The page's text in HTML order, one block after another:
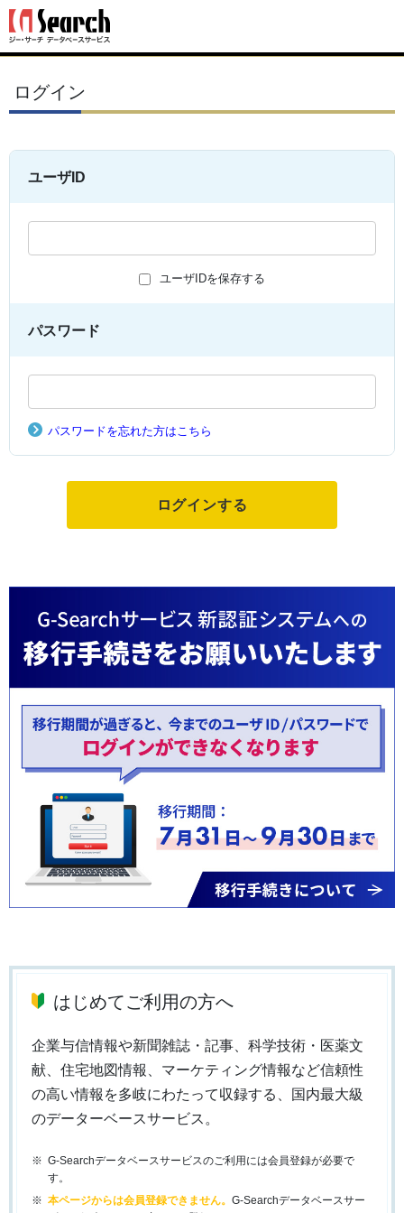
ログイン
ユーザID
ユーザIDを保存する
パスワード
パスワードを忘れた方はこちら
はじめてご利用の方へ
企業与信情報や新聞雑誌・記事、科学技術・医薬文
献、住宅地図情報、マーケティング情報など信頼性
の高い情報を多岐にわたって収録する、国内最大級
のデーターベースサービス。
G-Searchデータベースサービスのご利用には会員登録が必要で
す。
本ページからは会員登録できません。 G-Searchデータベースサー